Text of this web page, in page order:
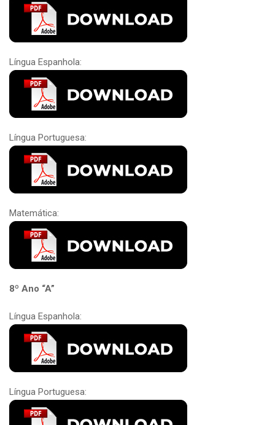
Língua Espanhola:
Língua Portuguesa:
Matemática:
8º Ano “A”
Língua Espanhola:
Língua Portuguesa: